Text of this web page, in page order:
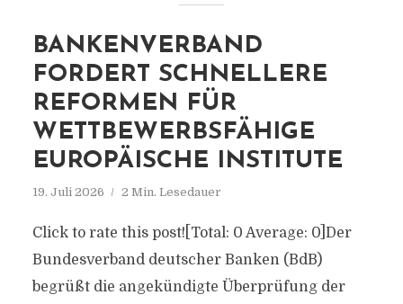
BANKENVERBAND
FORDERT SCHNELLERE
REFORMEN FÜR
WETTBEWERBSFÄHIGE
EUROPÄISCHE INSTITUTE
19. Juli 2026 2 Min. Lesedauer
Click to rate this post![Total: 0 Average: 0]Der
Bundesverband deutscher Banken (BdB)
begrüßt die angekündigte Überprüfung der